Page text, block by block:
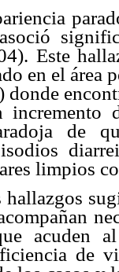
Este
en el área
donde
de
limpios
acuden
de